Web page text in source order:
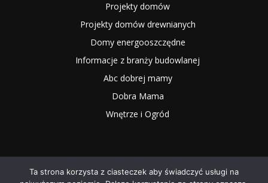
Projekty domów
Projekty domów drewnianych
Domy energooszczędne
Informacje z branży budowlanej
Abc dobrej mamy
Dobra Mama
Wnętrze i Ogród
Ta strona korzysta z ciasteczek aby świadczyć usługi na